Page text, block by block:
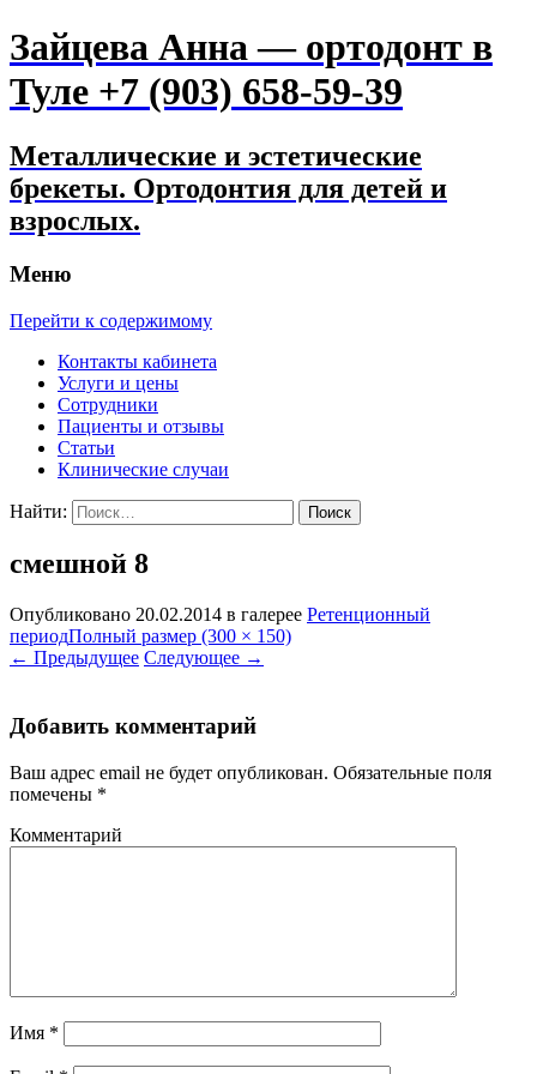
Зайцева Анна — ортодонт в
Туле +7 (903) 658-59-39
Металлические и эстетические
брекеты. Ортодонтия для детей и
взрослых.
Меню
Перейти к содержимому
Контакты кабинета
Услуги и цены
Сотрудники
Пациенты и отзывы
Статьи
Клинические случаи
Найти:
смешной 8
Опубликовано 20.02.2014 в галерее Ретенционный
периодПолный размер (300 × 150)
← Предыдущее Следующее →
Добавить комментарий
Ваш адрес email не будет опубликован. Обязательные поля
помечены *
Комментарий
Имя *